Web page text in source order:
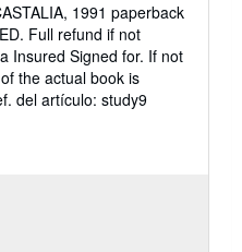
1991 paperback
Full refund if not
Insured Signed for. If not
the actual book is
del artículo: study9